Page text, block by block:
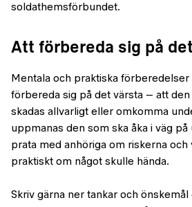
soldathemsförbundet.
Att förbereda sig på
Mentala och praktiska
förbereda sig på det värsta – att
skadas allvarligt eller omkomma
uppmanas den som ska åka i väg
prata med anhöriga om riskerna
praktiskt om något skulle hända.
Skriv gärna ner tankar och